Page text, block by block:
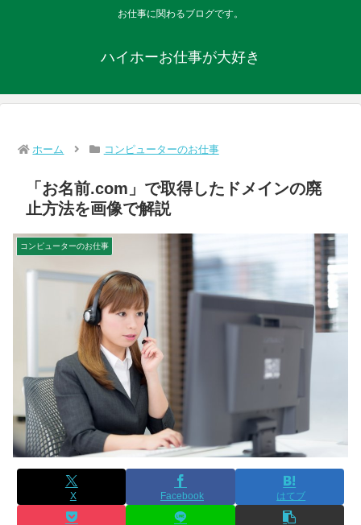
お仕事に関わるブログです。
ハイホーお仕事が大好き
ホーム コンピューターのお仕事
「お名前.com」で取得したドメインの廃
止方法を画像で解説
コンピューターのお仕事
X Facebook はてブ